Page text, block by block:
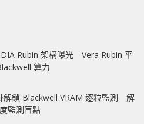
Rubin 架構曝光 Vera Rubin 平
算力
解鎖 Blackwell VRAM 逐粒監測 解
監測盲點